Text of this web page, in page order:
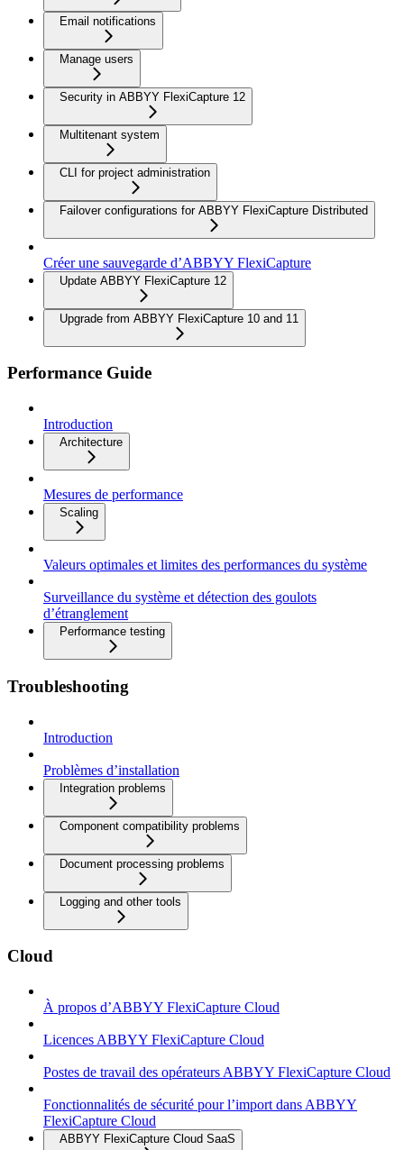
Email notifications
Manage users
Security in ABBYY FlexiCapture 12
Multitenant system
CLI for project administration
Failover configurations for ABBYY FlexiCapture Distributed
Créer une sauvegarde d’ABBYY FlexiCapture
Update ABBYY FlexiCapture 12
Upgrade from ABBYY FlexiCapture 10 and 11
Performance Guide
Introduction
Architecture
Mesures de performance
Scaling
Valeurs optimales et limites des performances du système
Surveillance du système et détection des goulots
d’étranglement
Performance testing
Troubleshooting
Introduction
Problèmes d’installation
Integration problems
Component compatibility problems
Document processing problems
Logging and other tools
Cloud
À propos d’ABBYY FlexiCapture Cloud
Licences ABBYY FlexiCapture Cloud
Postes de travail des opérateurs ABBYY FlexiCapture Cloud
Fonctionnalités de sécurité pour l’import dans ABBYY
FlexiCapture Cloud
ABBYY FlexiCapture Cloud SaaS